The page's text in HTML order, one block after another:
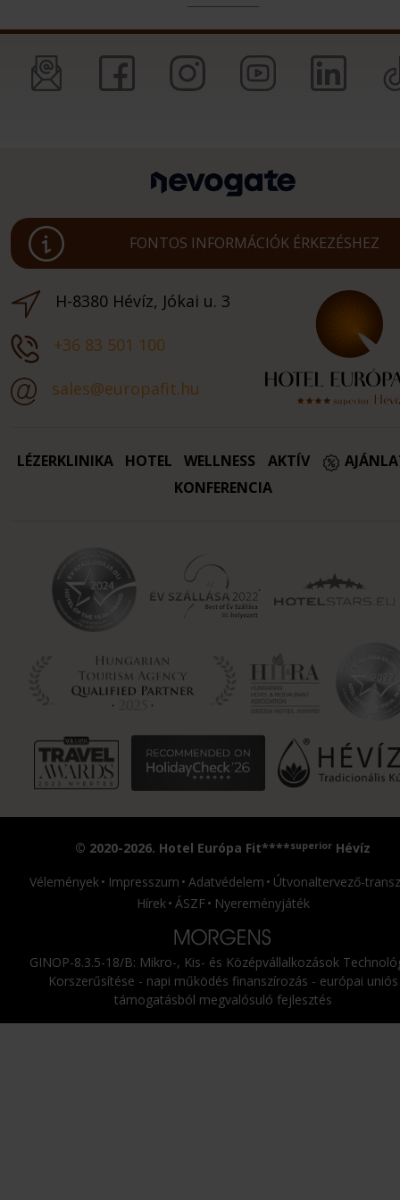
FONTOS INFORMÁCIÓK ÉRKEZÉSHEZ
H-8380 Hévíz, Jókai u. 3
+36 83 501 100
sales@europafit.hu
LÉZERKLINIKA HOTEL WELLNESS AKTÍV
KONFERENCIA
© 2020-2026. Hotel Európa Fit****superior Hévíz
Vélemények
Impresszum Adatvédelem
Útvonaltervező-
Hírek ÁSZF Nyereményjáték
GINOP-8.3.5-18/B: Mikro-, Kis- és Középvállalkozások
Korszerűsítése - napi működés finanszírozás - európai uniós
támogatásból megvalósuló fejlesztés